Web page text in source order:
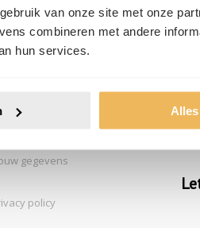
van onze site met onze
combineren met andere
hun services.
gegevens
policy
Bij